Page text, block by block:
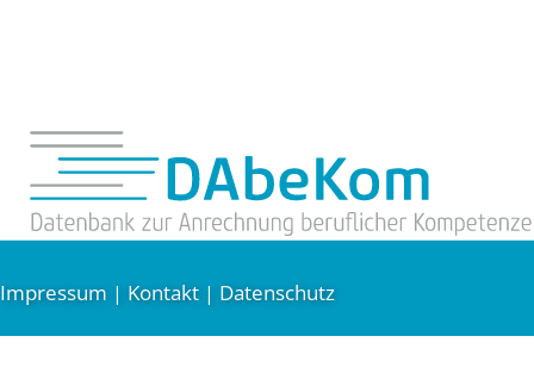
Impressum | Kontakt | Datenschutz